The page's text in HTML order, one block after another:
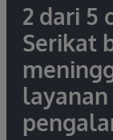
2 dari 5
Serikat